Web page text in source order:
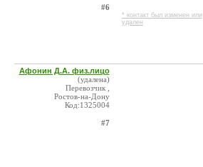
#6
* контакт был изменен или
удален
Афонин Д.А. физ.лицо
(удалена)
Перевозчик ,
Ростов-на-Дону
Код:1325004
#7